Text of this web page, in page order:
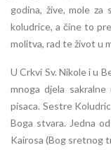
godina, žive, mole
koludrice, a čine to
molitva, rad te život u
U Crkvi Sv. Nikole i u
mnoga djela
pisaca. Sestre
Boga stvara. Jedna
Kairosa (Bog sretnog